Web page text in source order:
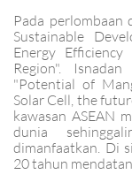
Pada perlombaan
Sustainable
Energy
Region".
"Potential of
Solar Cell, the
kawasan ASEAN
dunia
dimanfaatkan. Di
20 tahun